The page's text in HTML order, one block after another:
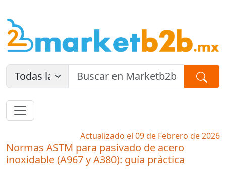
Actualizado el 09 de Febrero de 2026
Normas ASTM para pasivado de acero
inoxidable (A967 y A380): guía práctica